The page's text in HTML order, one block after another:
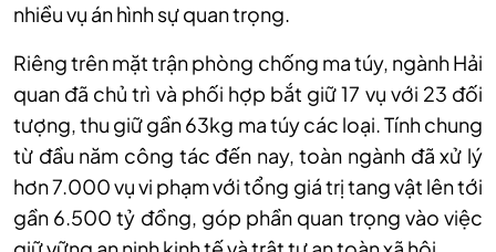
nhiều vụ án hình sự quan trọng.
Riêng trên mặt trận phòng chống ma túy, ngành Hải
quan đã chủ trì và phối hợp bắt giữ 17 vụ với 23 đối
tượng, thu giữ gần 63kg ma túy các loại. Tính chung
từ đầu năm công tác đến nay, toàn ngành đã xử lý
hơn 7.000 vụ vi phạm với tổng giá trị tang vật lên tới
gần 6.500 tỷ đồng, góp phần quan trọng vào việc